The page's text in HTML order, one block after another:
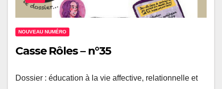
NOUVEAU NUMÉRO
Casse Rôles – n°35
Dossier : éducation à la vie affective, relationnelle et